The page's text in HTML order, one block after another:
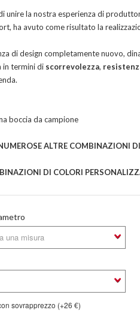
unire la nostra esperienza di
ha avuto come risultato la
di design completamente nuovo,
in termini di scorrevolezza,
boccia da campione
ALTRE COMBINAZIONI
DI COLORI
una misura
sovrapprezzo (+26 €)